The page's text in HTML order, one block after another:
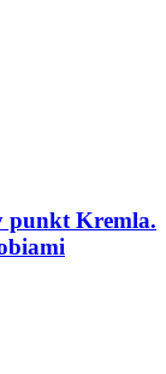
punkt Kremla.